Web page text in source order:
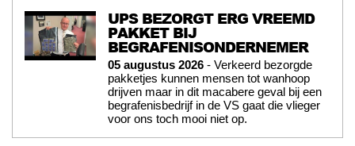
UPS BEZORGT ERG VREEMD
PAKKET BIJ
BEGRAFENISONDERNEMER
05 augustus 2026 - Verkeerd bezorgde
pakketjes kunnen mensen tot wanhoop
drijven maar in dit macabere geval bij een
begrafenisbedrijf in de VS gaat die vlieger
voor ons toch mooi niet op.